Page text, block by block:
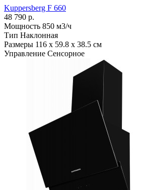
Kuppersberg F 660
48 790 р.
Мощность 850 м3/ч
Тип Наклонная
Размеры 116 х 59.8 х 38.5 см
Управление Сенсорное